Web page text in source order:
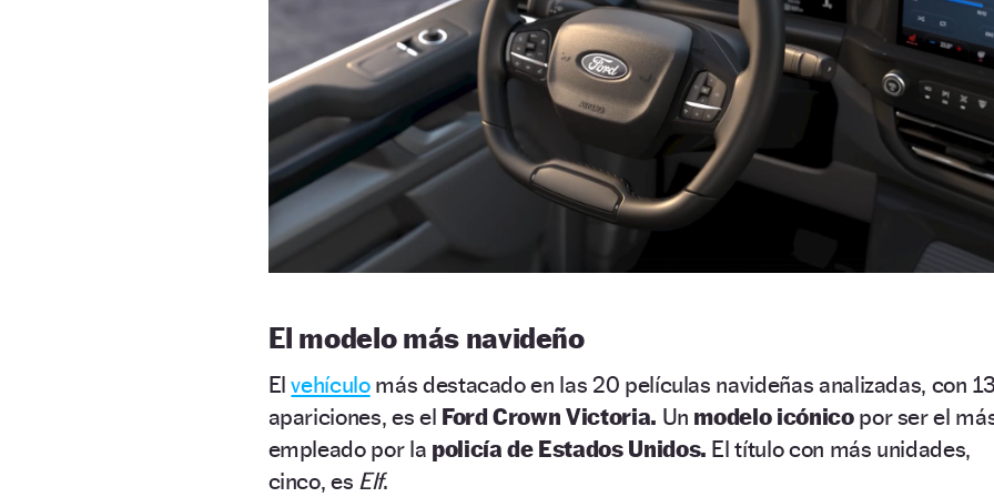
El modelo más navideño
Elvehículomás destacado en las 20 películas navideñas analizadas, con
apariciones, es el Ford Crown Victoria. Un modelo icónicopor ser el
empleado por la policía de Estados Unidos. El título con más unidades,
cinco, es Elf.